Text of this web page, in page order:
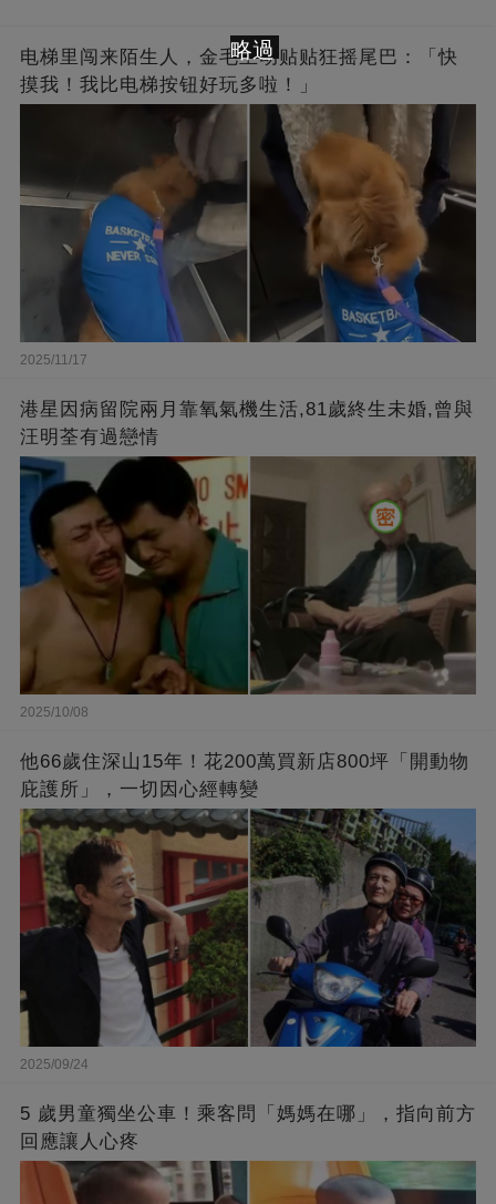
电梯里闯来陌生人，金毛主动贴贴狂摇尾巴：「快
摸我！我比电梯按钮好玩多啦！」
2025/11/17
港星因病留院兩月靠氧氣機生活,81歲終生未婚,曾與
汪明荃有過戀情
2025/10/08
他66歲住深山15年！花200萬買新店800坪「開動物
庇護所」，一切因心經轉變
2025/09/24
5 歲男童獨坐公車！乘客問「媽媽在哪」，指向前方
回應讓人心疼
略過